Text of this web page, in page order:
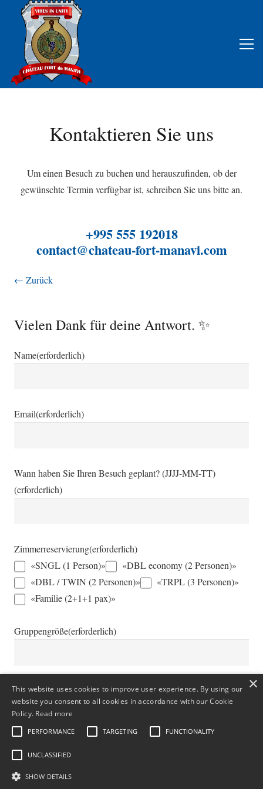
Kontaktieren Sie uns
Um einen Besuch zu buchen und herauszufinden, ob der
gewünschte Termin verfügbar ist, schreiben Sie uns bitte an.
+995 555 192018
contact@chateau-fort-manavi.com
← Zurück
Vielen Dank für deine Antwort. ✨
Name(erforderlich)
Email(erforderlich)
Wann haben Sie Ihren Besuch geplant? (JJJJ-MM-TT)
(erforderlich)
Zimmerreservierung(erforderlich)
«SNGL (1 Person)»
«DBL economy (2 Personen)»
«DBL / TWIN (2 Personen)»
«TRPL (3 Personen)»
«Familie (2+1+1 pax)»
Gruppengröße(erforderlich)
Weitere Informationen ×
This website uses cookies to improve user experience. By using our
website you consent to all cookies in accordance with our Cookie
Policy. Read more
PERFORMANCE TARGETING FUNCTIONALITY
UNCLASSIFIED
SHOW DETAILS